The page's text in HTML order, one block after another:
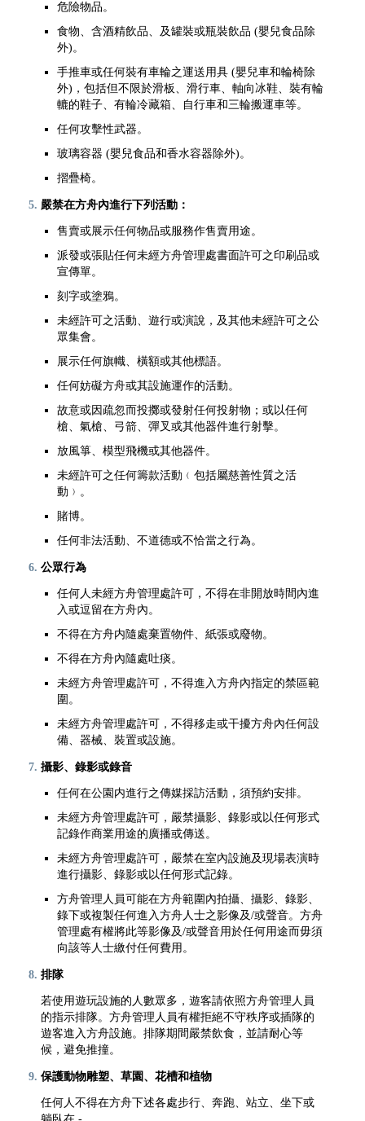
危險物品。
食物、含酒精飲品、及罐裝或瓶裝飲品 (嬰兒食品除
外)。
手推車或任何裝有車輪之運送用具 (嬰兒車和輪椅除
外)，包括但不限於滑板、滑行車、軸向冰鞋、裝有輪
轆的鞋子、有輪冷藏箱、自行車和三輪搬運車等。
任何攻擊性武器。
玻璃容器 (嬰兒食品和香水容器除外)。
摺疊椅。
嚴禁在方舟內進行下列活動：
售賣或展示任何物品或服務作售賣用途。
派發或張貼任何未經方舟管理處書面許可之印刷品或
宣傳單。
刻字或塗鴉。
未經許可之活動、遊行或演說，及其他未經許可之公
眾集會。
展示任何旗幟、橫額或其他標語。
任何妨礙方舟或其設施運作的活動。
故意或因疏忽而投擲或發射任何投射物；或以任何
槍、氣槍、弓箭、彈叉或其他器件進行射擊。
放風箏、模型飛機或其他器件。
未經許可之任何籌款活動﹙包括屬慈善性質之活
動﹚。
賭博。
任何非法活動、不道德或不恰當之行為。
公眾行為
任何人未經方舟管理處許可，不得在非開放時間內進
入或逗留在方舟內。
不得在方舟内隨處棄置物件、紙張或廢物。
不得在方舟內隨處吐痰。
未經方舟管理處許可，不得進入方舟內指定的禁區範
圍。
未經方舟管理處許可，不得移走或干擾方舟內任何設
備、器械、裝置或設施。
攝影、錄影或錄音
任何在公園内進行之傳媒採訪活動，須預約安排。
未經方舟管理處許可，嚴禁攝影、錄影或以任何形式
記錄作商業用途的廣播或傳送。
未經方舟管理處許可，嚴禁在室內設施及現場表演時
進行攝影、錄影或以任何形式記錄。
方舟管理人員可能在方舟範圍內拍攝、攝影、錄影、
錄下或複製任何進入方舟人士之影像及/或聲音。方舟
管理處有權將此等影像及/或聲音用於任何用途而毋須
向該等人士繳付任何費用。
排隊
若使用遊玩設施的人數眾多，遊客請依照方舟管理人員
的指示排隊。方舟管理人員有權拒絕不守秩序或插隊的
遊客進入方舟設施。排隊期間嚴禁飲食，並請耐心等
候，避免推撞。
保護動物雕塑、草園、花槽和植物
任何人不得在方舟下述各處步行、奔跑、站立、坐下或